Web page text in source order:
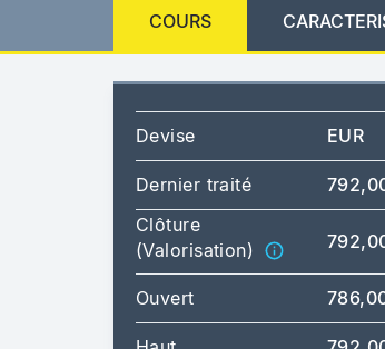
COURS
Devise EUR
Dernier traité
Clôture
(Valorisation)
Ouvert